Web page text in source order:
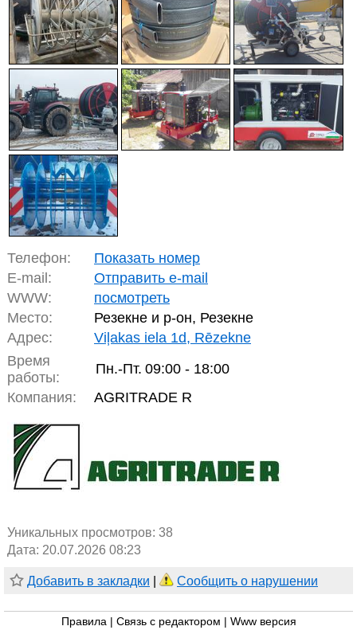
Телефон:
Показать номер
E-mail:
Отправить e-mail
WWW:
посмотреть
Место:
Резекне и р-он, Резекне
Адрес:
Viļakas iela 1d, Rēzekne
Время
работы:
Пн.-Пт. 09:00 - 18:00
Компания:
AGRITRADE R
Уникальных просмотров: 38
Дата: 20.07.2026 08:23
Добавить в закладки Сообщить о нарушении
Правила Связь с редактором Www версия